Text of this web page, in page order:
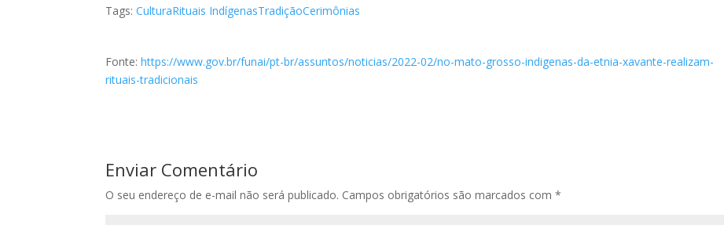
Tags:CulturaRituais IndígenasTradiçãoCerimônias
Fonte:https://www.gov.br/funai/pt-br/assuntos/noticias/2022-02/no-mato-grosso-indigenas-da-etnia-xavante-realizam-
rituais-tradicionais
Enviar Comentário
O seu endereço de e-mail não será publicado. Campos obrigatórios são marcados com*